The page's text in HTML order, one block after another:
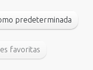
predeterminada
favoritas